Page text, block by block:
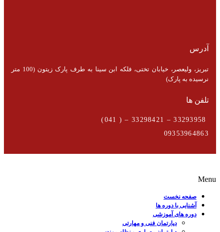
آدرس
تبریز، ولیعصر، خیابان تختی، فلکه ابن سینا به طرف پارک زیتون (100 متر
نرسیده به پارک)
تلفن ها
09353964863
Menu
صفحه نخست
آشنایی با دوره ها
دوره های آموزشی
دپارتمان فنی و مهارتی